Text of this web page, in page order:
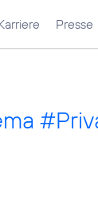
Presse